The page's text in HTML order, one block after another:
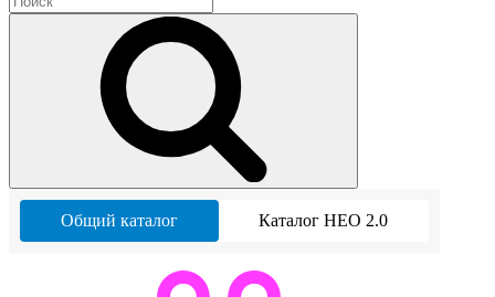
Общий каталог Каталог НЕО 2.0